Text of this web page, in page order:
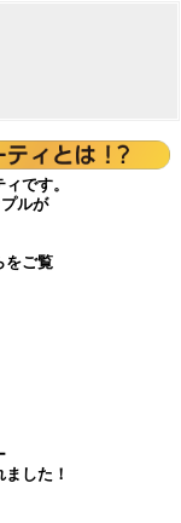
です。
ルが
をご覧
した！